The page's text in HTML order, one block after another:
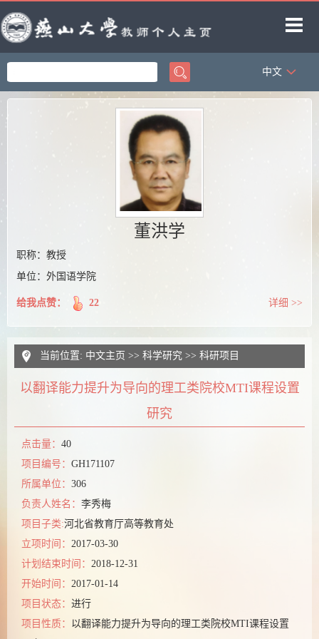
首页
科学研究
中文
董洪学
职称：教授
单位：外国语学院
给我点赞： 22 详细 >>
当前位置: 中文主页 >> 科学研究 >> 科研项目
以翻译能力提升为导向的理工类院校MTI课程设置
研究
点击量： 40
项目编号： GH171107
所属单位： 306
负责人姓名： 李秀梅
项目子类:河北省教育厅高等教育处
立项时间： 2017-03-30
计划结束时间： 2018-12-31
开始时间： 2017-01-14
项目状态： 进行
项目性质： 以翻译能力提升为导向的理工类院校MTI课程设置